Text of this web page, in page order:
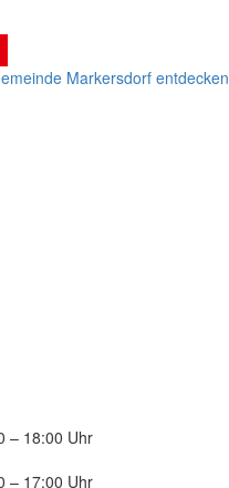
– 18:00 Uhr
– 17:00 Uhr